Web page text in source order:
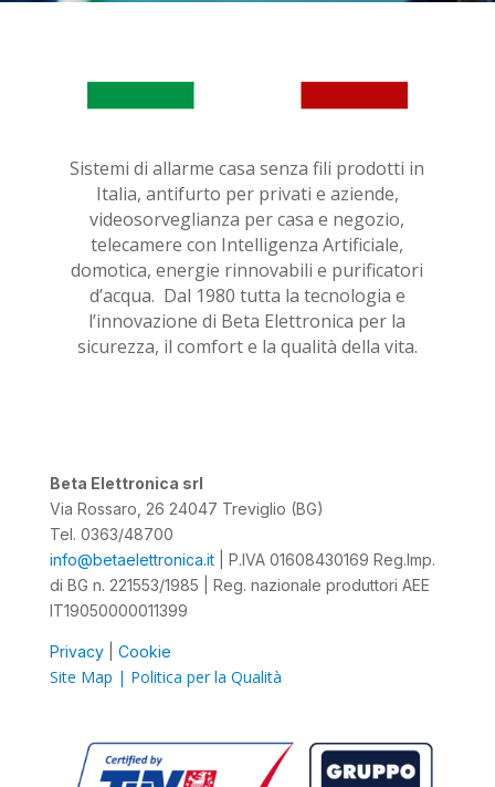
Sistemi di allarme casa senza fili prodotti in
Italia, antifurto per privati e aziende,
videosorveglianza per casa e negozio,
telecamere con Intelligenza Artificiale,
domotica, energie rinnovabili e purificatori
d’acqua. Dal 1980 tutta la tecnologia e
l’innovazione di Beta Elettronica per la
sicurezza, il comfort e la qualità della vita.
Beta Elettronica srl
Via Rossaro, 26 24047 Treviglio (BG)
Tel. 0363/48700
info@betaelettronica.it| P.IVA 01608430169 Reg.Imp.
di BG n. 221553/1985 | Reg. nazionale produttori AEE
IT19050000011399
Privacy| Cookie
Site Map | Politica per la Qualità